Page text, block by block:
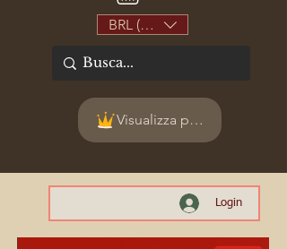
BRL (R$)
Visualizza punti
Login